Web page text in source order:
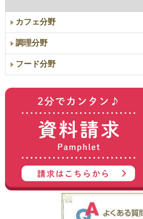
カフェ分野
調理分野
フード分野